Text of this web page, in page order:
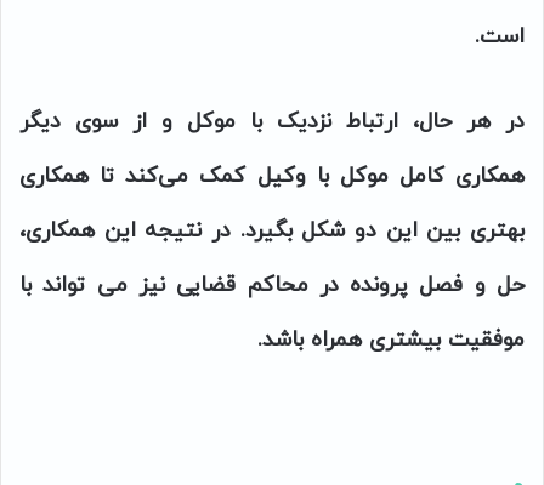
است.
در هر حال، ارتباط نزدیک با موکل و از سوی دیگر
همکاری کامل موکل با وکیل کمک می‌کند تا همکاری
بهتری بین این دو شکل بگیرد. در نتیجه این همکاری،
حل و فصل پرونده در محاکم قضایی نیز می تواند با
موفقیت بیشتری همراه باشد.